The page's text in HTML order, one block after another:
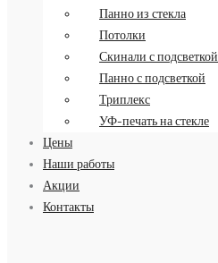
Панно из стекла
Потолки
Скинали с подсветкой
Панно с подсветкой
Триплекс
УФ-печать на стекле
Цены
Наши работы
Акции
Контакты